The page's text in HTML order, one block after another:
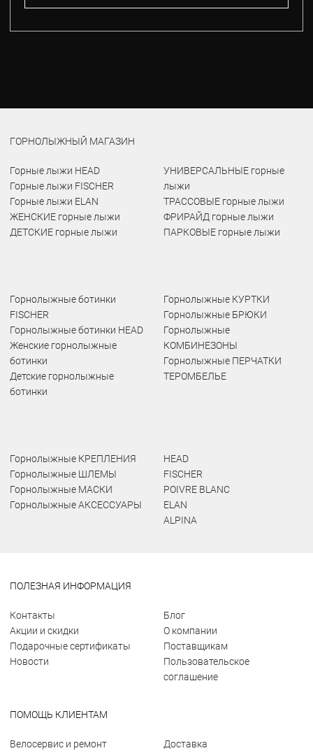
ГОРНОЛЫЖНЫЙ МАГАЗИН
Горные лыжи HEAD
Горные лыжи FISCHER
Горные лыжи ELAN
ЖЕНСКИЕ горные лыжи
ДЕТСКИЕ горные лыжи
УНИВЕРСАЛЬНЫЕ горные
лыжи
ТРАССОВЫЕ горные лыжи
ФРИРАЙД горные лыжи
ПАРКОВЫЕ горные лыжи
Горнолыжные ботинки
FISCHER
Горнолыжные ботинки HEAD
Женские горнолыжные
ботинки
Детские горнолыжные
ботинки
Горнолыжные КУРТКИ
Горнолыжные БРЮКИ
Горнолыжные
КОМБИНЕЗОНЫ
Горнолыжные ПЕРЧАТКИ
ТЕРОМБЕЛЬЕ
Горнолыжные КРЕПЛЕНИЯ
Горнолыжные ШЛЕМЫ
Горнолыжные МАСКИ
Горнолыжные АКСЕССУАРЫ
HEAD
FISCHER
POIVRE BLANC
ELAN
ALPINA
ПОЛЕЗНАЯ ИНФОРМАЦИЯ
Контакты
Акции и скидки
Подарочные сертификаты
Новости
Блог
О компании
Поставщикам
Пользовательское
соглашение
ПОМОЩЬ КЛИЕНТАМ
Велосервис и ремонт
Доставка